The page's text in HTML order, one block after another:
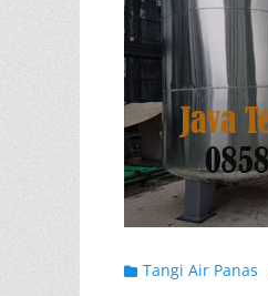
Categories
Tangi Air Panas